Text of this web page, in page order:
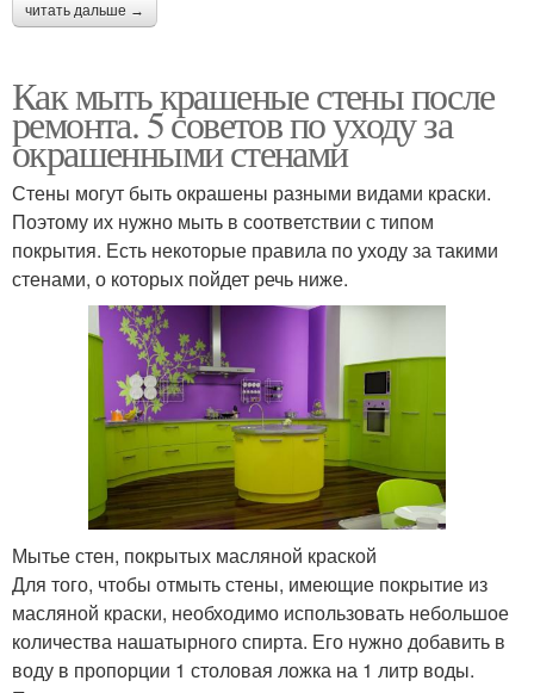
читать дальше →
Как мыть крашеные стены после
ремонта. 5 советов по уходу за
окрашенными стенами
Стены могут быть окрашены разными видами краски.
Поэтому их нужно мыть в соответствии с типом
покрытия. Есть некоторые правила по уходу за такими
стенами, о которых пойдет речь ниже.
Мытье стен, покрытых масляной краской
Для того, чтобы отмыть стены, имеющие покрытие из
масляной краски, необходимо использовать небольшое
количества нашатырного спирта. Его нужно добавить в
воду в пропорции 1 столовая ложка на 1 литр воды.